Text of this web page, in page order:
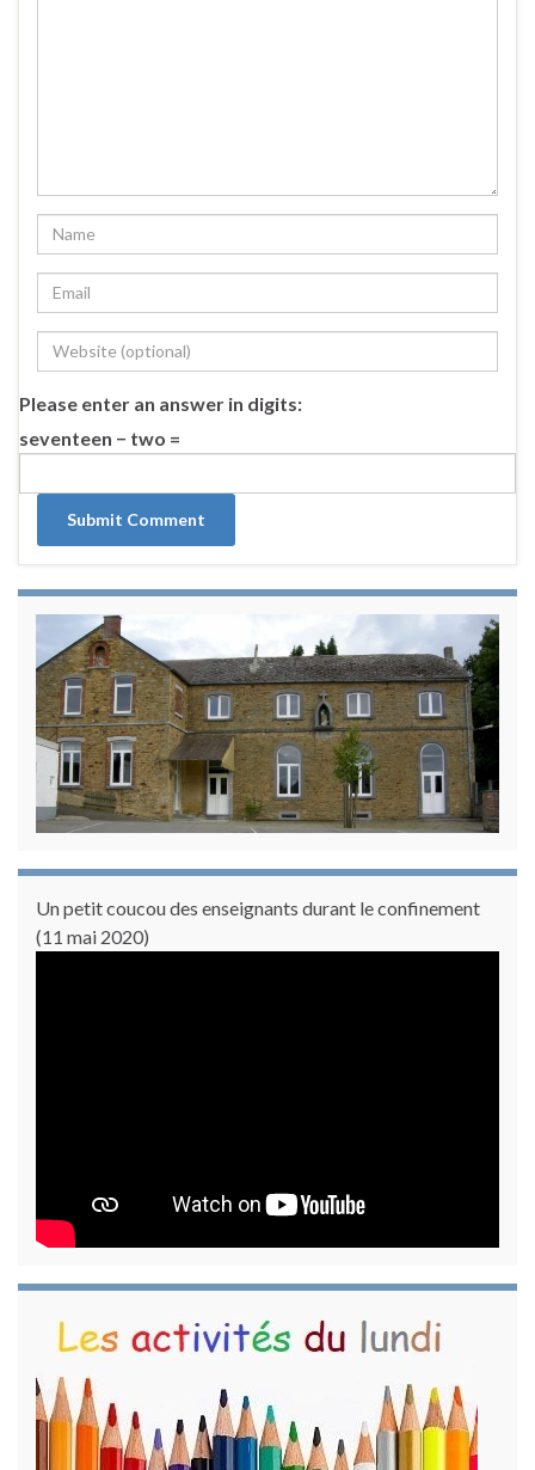
Please enter an answer in digits:
seventeen − two =
Un petit coucou des enseignants durant le confinement
(11 mai 2020)